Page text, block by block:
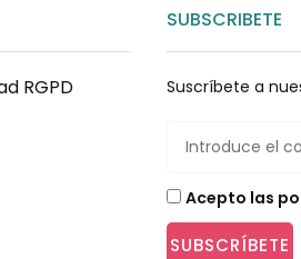
RGPD
SUBSCRIBETE
Suscríbete a
Acepto las
SUBSCRÍBETE